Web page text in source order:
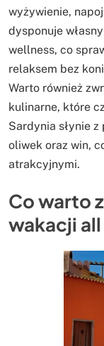
wyżywienie,
dysponuje
wellness, co
relaksem bez
Warto również
kulinarne, które
Sardynia słynie
oliwek oraz win,
atrakcyjnymi.
Co warto
wakacji